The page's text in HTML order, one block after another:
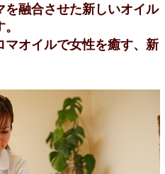
融合させた新しいオイル
オイルで女性を癒す、新